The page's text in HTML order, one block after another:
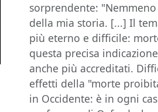
sorprendente:
della mia storia. [...] Il
più eterno e difficile:
questa precisa
anche più accreditati.
effetti della "morte
in Occidente: è in ogni